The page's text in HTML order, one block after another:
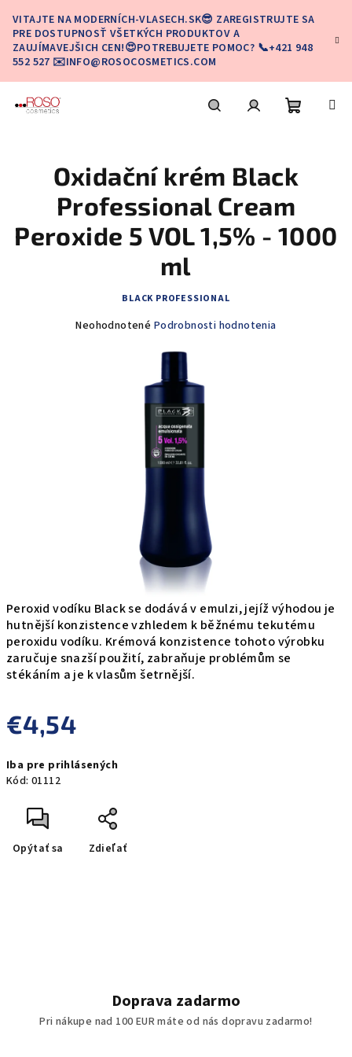
obsah
VITAJTE NA MODERNÍCH-VLASECH.SK😎 ZAREGISTRUJTE SA
PRE DOSTUPNOSŤ VŠETKÝCH PRODUKTOV A
ZAUJÍMAVEJŠICH CEN!😍POTREBUJETE POMOC? 📞+421 948
552 527 ✉️INFO@ROSOCOSMETICS.COM
košík
Peroxid vodíku Black se dodává v emulzi, jejíž výhodou je
hutnější konzistence vzhledem k běžnému tekutému
peroxidu vodíku. Krémová konzistence tohoto výrobku
zaručuje snazší použití, zabraňuje problémům se
stékáním a je k vlasům šetrnější.
€4,54
cena:
Iba pre prihlásených
Kód: 01112
Opýtať sa Zdieľať
Oxidační krém Black
Professional Cream
Peroxide 5 VOL 1,5% - 1000
ml
BLACK PROFESSIONAL
Priemerné
Neohodnotené Podrobnosti hodnotenia
Doprava zadarmo
Pri nákupe nad 100 EUR máte od nás dopravu zadarmo!